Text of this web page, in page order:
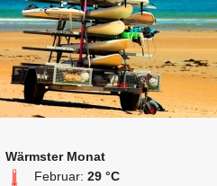
Wärmster Monat
Februar: 29 °C